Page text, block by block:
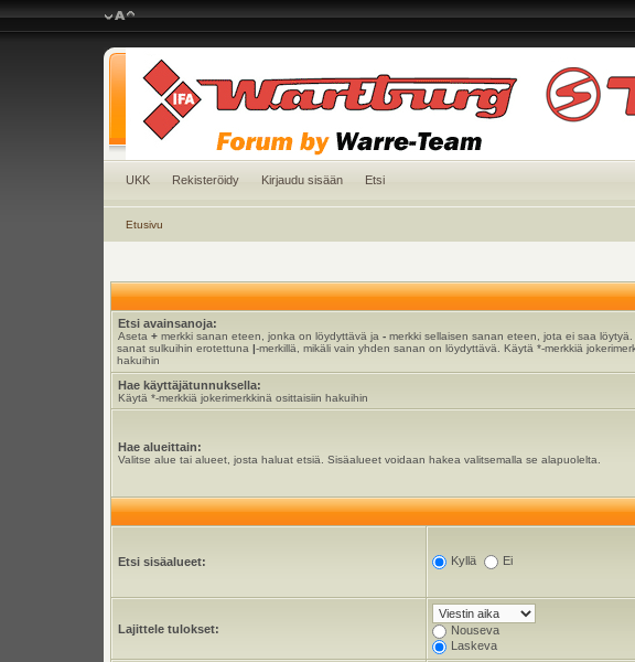
UKK Rekisteröidy Kirjaudu sisään Etsi
Etusivu
Etsi avainsanoja:
Aseta+ merkki sanan eteen, jonka on löydyttävä ja- merkki sellaisen sanan eteen, jota ei saa
sanat sulkuihin erotettuna|-merkillä, mikäli vain yhden sanan on löydyttävä. Käytä *-merkkiä
hakuihin
Hae käyttäjätunnuksella:
Käytä *-merkkiä jokerimerkkinä osittaisiin hakuihin
Hae alueittain:
Valitse alue tai alueet, josta haluat etsiä. Sisäalueet voidaan hakea valitsemalla se alapuolelta.
Etsi sisäalueet: Kyllä Ei
Lajittele tulokset:
Nouseva
Laskeva